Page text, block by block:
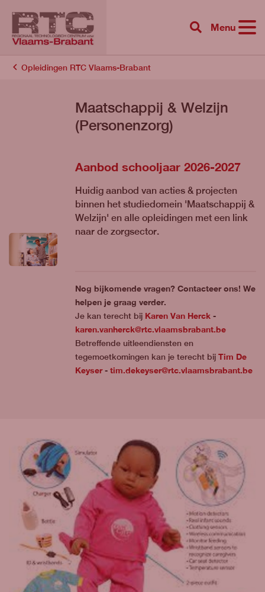
{{ Menu
Opleidingen RTC Vlaams-Brabant
Maatschappij & Welzijn
(Personenzorg)
Aanbod schooljaar 2026-2027
Huidig aanbod van acties & projecten
binnen het studiedomein 'Maatschappij &
Welzijn' en alle opleidingen met een link
naar de zorgsector.
Nog bijkomende vragen? Contacteer ons! We
helpen je graag verder.
Je kan terecht bij Karen Van Herck -
karen.vanherck@rtc.vlaamsbrabant.be
Betreffende uitleendiensten en
tegemoetkomingen kan je terecht bij Tim De
Keyser- tim.dekeyser@rtc.vlaamsbrabant.be